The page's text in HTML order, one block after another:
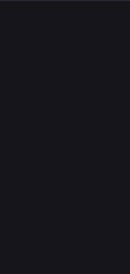
FRESA